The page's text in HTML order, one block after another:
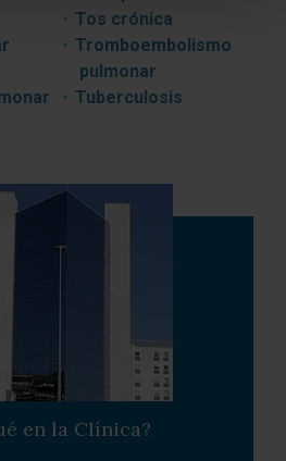
Tos crónica
Tromboembolismo
pulmonar
Tuberculosis
en la Clínica?